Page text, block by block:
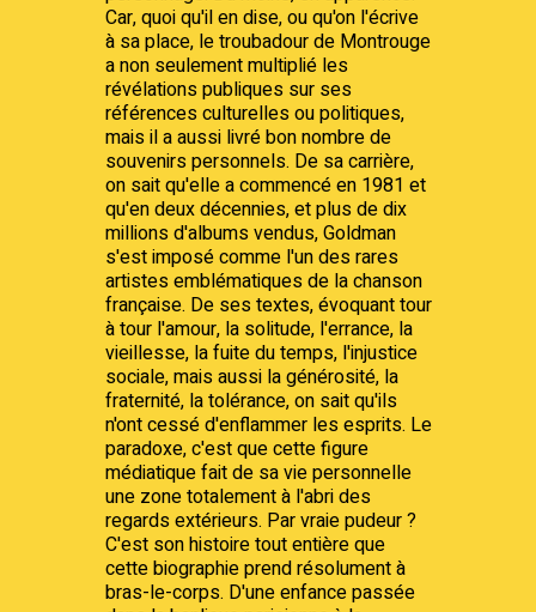
Car, quoi qu'il en dise, ou qu'on l'écrive
à sa place, le troubadour de Montrouge
a non seulement multiplié les
révélations publiques sur ses
références culturelles ou politiques,
mais il a aussi livré bon nombre de
souvenirs personnels. De sa carrière,
on sait qu'elle a commencé en 1981 et
qu'en deux décennies, et plus de dix
millions d'albums vendus, Goldman
s'est imposé comme l'un des rares
artistes emblématiques de la chanson
française. De ses textes, évoquant tour
à tour l'amour, la solitude, l'errance, la
vieillesse, la fuite du temps, l'injustice
sociale, mais aussi la générosité, la
fraternité, la tolérance, on sait qu'ils
n'ont cessé d'enflammer les esprits. Le
paradoxe, c'est que cette figure
médiatique fait de sa vie personnelle
une zone totalement à l'abri des
regards extérieurs. Par vraie pudeur ?
C'est son histoire tout entière que
cette biographie prend résolument à
bras-le-corps. D'une enfance passée